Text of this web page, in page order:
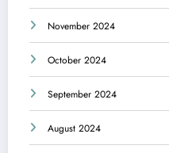
November 2024
October 2024
September 2024
August 2024